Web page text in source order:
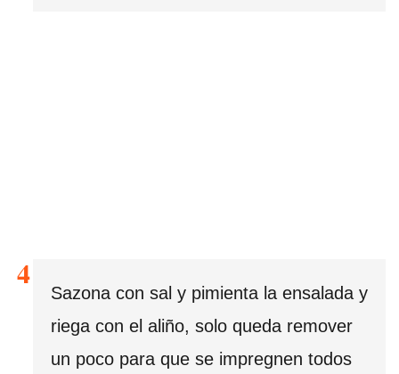
Sazona con sal y pimienta la ensalada y
riega con el aliño, solo queda remover
un poco para que se impregnen todos